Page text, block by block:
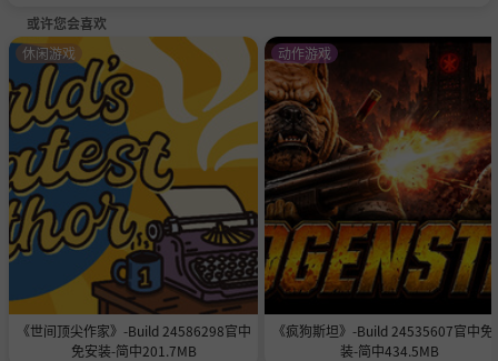
或许您会喜欢
《世间顶尖作家》-Build 24586298官中
免安装-简中201.7MB
休闲游戏
《疯狗斯坦》-Build 24535607官中免
装-简中434.5MB
动作游戏